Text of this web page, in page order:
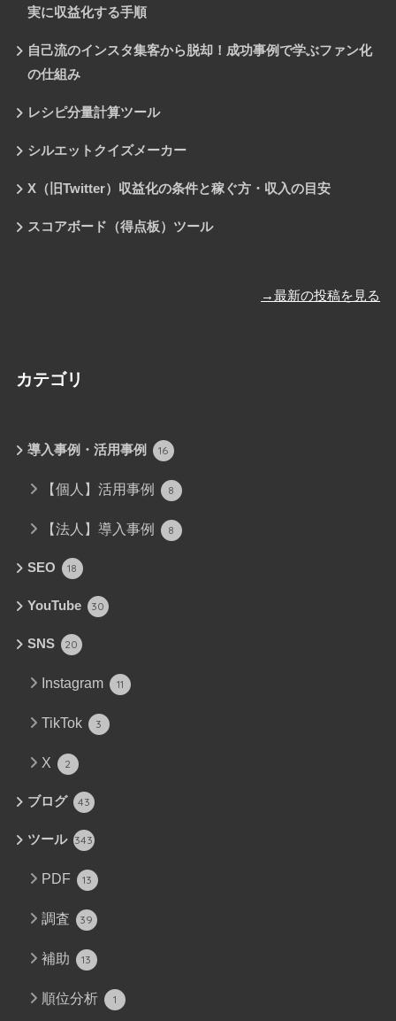
実に収益化する手順
自己流のインスタ集客から脱却！成功事例で学ぶファン化
の仕組み
レシピ分量計算ツール
シルエットクイズメーカー
X（旧Twitter）収益化の条件と稼ぐ方・収入の目安
スコアボード（得点板）ツール
→最新の投稿を見る
カテゴリ
導入事例・活用事例 16
【個人】活用事例 8
【法人】導入事例 8
SEO 18
YouTube 30
SNS 20
Instagram 11
TikTok 3
X 2
ブログ 43
ツール 343
PDF 13
調査 39
補助 13
順位分析 1